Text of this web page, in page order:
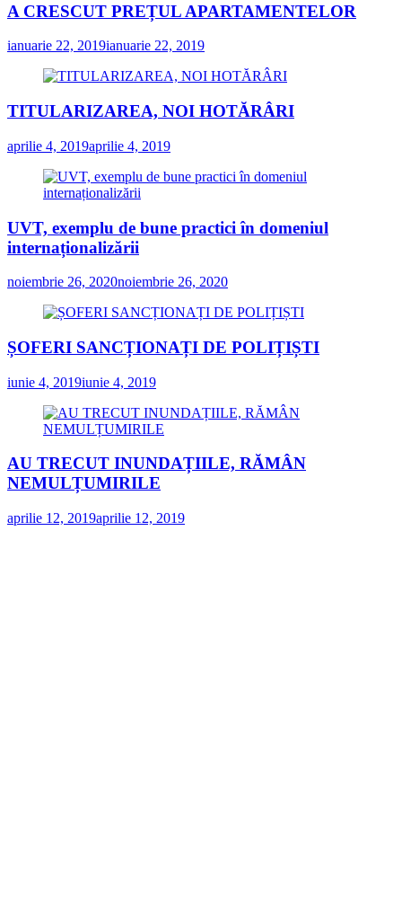
A CRESCUT PREȚUL APARTAMENTELOR
ianuarie 22, 2019ianuarie 22, 2019
TITULARIZAREA, NOI HOTĂRÂRI
aprilie 4, 2019aprilie 4, 2019
UVT, exemplu de bune practici în domeniul
internaționalizării
noiembrie 26, 2020noiembrie 26, 2020
ȘOFERI SANCȚIONAȚI DE POLIȚIȘTI
iunie 4, 2019iunie 4, 2019
AU TRECUT INUNDAȚIILE, RĂMÂN
NEMULȚUMIRILE
aprilie 12, 2019aprilie 12, 2019